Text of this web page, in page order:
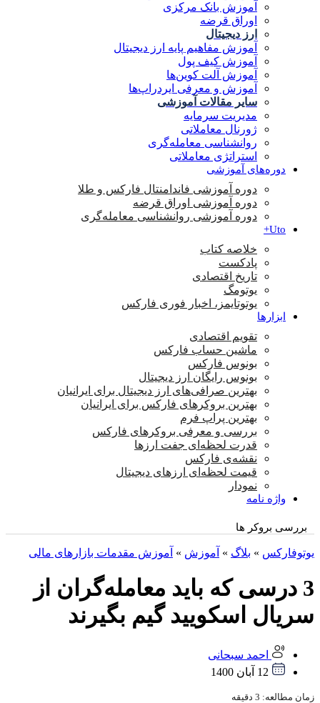
آموزش بانک مرکزی
اوراق قرضه
ارز دیجیتال
آموزش مفاهیم پایه ارز دیجیتال
آموزش کیف پول
آموزش آلت کوین‌ها
آموزش و معرفی ایردراپ‌ها
سایر مقالات آموزشی
مدیریت سرمایه
ژورنال معاملاتی
روانشناسی معامله‌گری
استراتژی معاملاتی
دوره‌های آموزشی
دوره آموزشی فاندامنتال فارکس و طلا
دوره آموزشی اوراق قرضه
دوره آموزشی روانشناسی معامله‌گری
Uto+
خلاصه کتاب
پادکست
تاریخ اقتصادی
یوتومگ
یوتوتایمز، اخبار فوری فارکس
ابزارها
تقویم اقتصادی
ماشین حساب فارکس
بونوس فارکس
بونوس رایگان ارز دیجیتال
بهترین صرافی‌های ارز دیجیتال برای ایرانیان
بهترین بروکرهای فارکس برای ایرانیان
بهترین پراپ‌ فرم
بررسی و معرفی بروکرهای فارکس
قدرت لحظه‌ای جفت ارزها
نقشه‌ی فارکس
قیمت لحظه‌ای ارزهای دیجیتال
نمودار
واژه نامه
بررسی بروکر ها
یوتوفارکس » بلاگ » آموزش » آموزش مقدمات بازارهای مالی
3 درسی که باید معامله‌گران از
سریال اسکویید گیم بگیرند
احمد سبحانی
12 آبان 1400
زمان مطالعه: 3 دقیقه